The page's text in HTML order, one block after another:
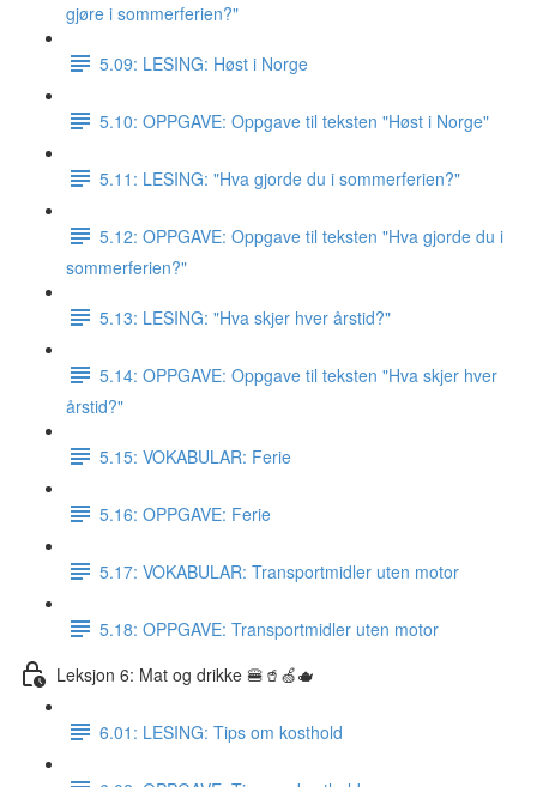
gjøre i sommerferien?"
5.09: LESING: Høst i Norge
5.10: OPPGAVE: Oppgave til teksten "Høst i Norge"
5.11: LESING: "Hva gjorde du i sommerferien?"
5.12: OPPGAVE: Oppgave til teksten "Hva gjorde du i
sommerferien?"
5.13: LESING: "Hva skjer hver årstid?"
5.14: OPPGAVE: Oppgave til teksten "Hva skjer hver
årstid?"
5.15: VOKABULAR: Ferie
5.16: OPPGAVE: Ferie
5.17: VOKABULAR: Transportmidler uten motor
5.18: OPPGAVE: Transportmidler uten motor
Leksjon 6: Mat og drikke 🍔🥤🍏🫖
6.01: LESING: Tips om kosthold